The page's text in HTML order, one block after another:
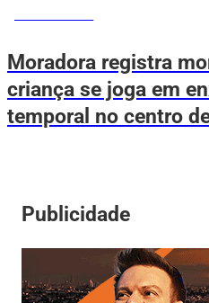
Moradora registra
criança se joga em
temporal no centro
Publicidade